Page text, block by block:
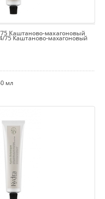
75 Каштаново-махагоновый
мл
Каштаново-махагоновый